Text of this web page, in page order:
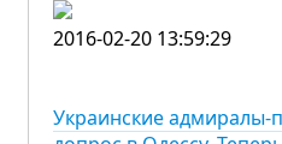
2016-02-20 13:59:29
Украинские адмиралы-